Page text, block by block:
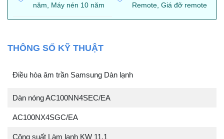
năm, Máy nén 10 năm
Remote, Giá đỡ remote
THÔNG SỐ KỸ THUẬT
Điều hòa âm trần Samsung Dàn lạnh
Dàn nóng AC100NN4SEC/EA
AC100NX4SGC/EA
Công suất Làm lạnh KW 11,1